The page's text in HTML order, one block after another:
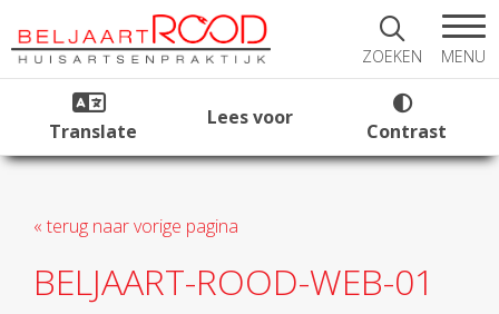
ZOEKEN MENU
Translate
Lees voor
Contrast
« terug naar vorige pagina
BELJAART-ROOD-WEB-01